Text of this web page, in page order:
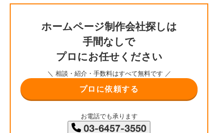
ホームページ制作会社探しは
手間なしで
プロにお任せください
＼ 相談・紹介・手数料はすべて無料です ／
プロに依頼する
お電話でも承ります